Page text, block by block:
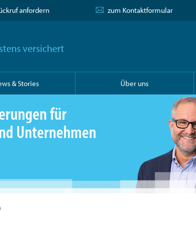
anfordern zum Kontaktformular
versichert
& Stories Über uns
für
Unternehmen